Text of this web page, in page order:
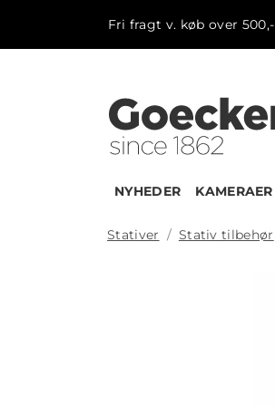
Fri fragt v. køb over 500,-
NYHEDER KAMERAER
Stativer Stativ tilbehør